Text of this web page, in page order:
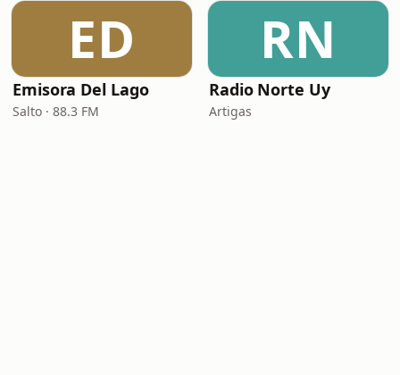
ED
Emisora Del Lago
Salto · 88.3 FM
RN
Radio Norte Uy
Artigas